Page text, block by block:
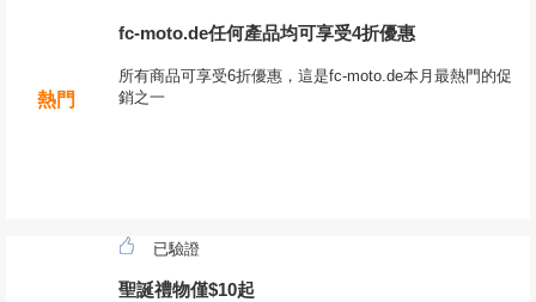
熱門
fc-moto.de任何產品均可享受4折優惠
所有商品可享受6折優惠，這是fc-moto.de本月最熱門的促
銷之一
已驗證
聖誕禮物僅$10起